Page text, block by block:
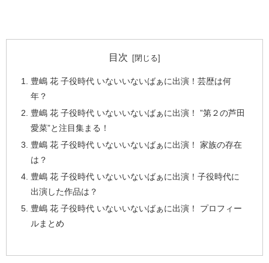
目次
豊嶋 花 子役時代 いないいないばぁに出演！芸歴は何
年？
豊嶋 花 子役時代 いないいないばぁに出演！ ”第２の芦田
愛菜”と注目集まる！
豊嶋 花 子役時代 いないいないばぁに出演！ 家族の存在
は？
豊嶋 花 子役時代 いないいないばぁに出演！子役時代に
出演した作品は？
豊嶋 花 子役時代 いないいないばぁに出演！ プロフィー
ルまとめ